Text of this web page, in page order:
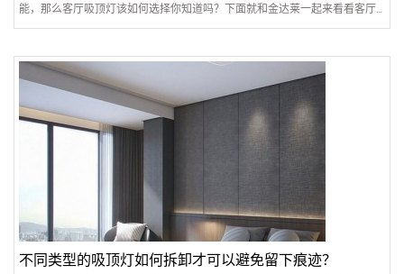
能，那么客厅吸顶灯该如何选择你知道吗？下面就和金达莱一起来看看客厅
吸顶选择和安装注意事项！一、客厅吸顶灯选择1.品牌：..
不同类型的吸顶灯如何拆卸才可以避免留下痕迹？